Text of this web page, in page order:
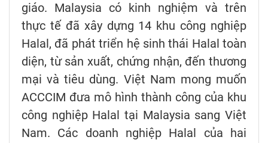
giáo. Malaysia có kinh nghiệm và trên
thực tế đã xây dựng 14 khu công nghiệp
Halal, đã phát triển hệ sinh thái Halal toàn
diện, từ sản xuất, chứng nhận, đến thương
mại và tiêu dùng. Việt Nam mong muốn
ACCCIM đưa mô hình thành công của khu
công nghiệp Halal tại Malaysia sang Việt
Nam. Các doanh nghiệp Halal của hai